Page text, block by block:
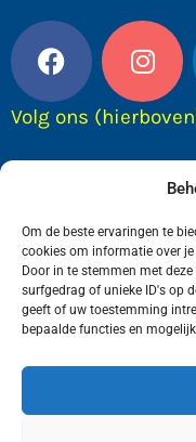
Om de beste ervaringen te
cookies om informatie over
Door in te stemmen met
surfgedrag of unieke ID's op
geeft of uw toestemming
bepaalde functies en
Volg ons
Wij van
in de Gemeente